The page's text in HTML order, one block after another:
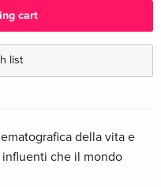
EUR 29.99
cart
list
della vita e
che il mondo